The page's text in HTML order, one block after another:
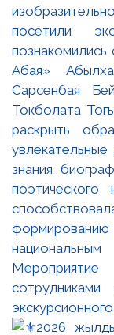
посетили
Абая»
Сарсенбая
Токболата
раскрыть
увлекательные
знания
поэтического